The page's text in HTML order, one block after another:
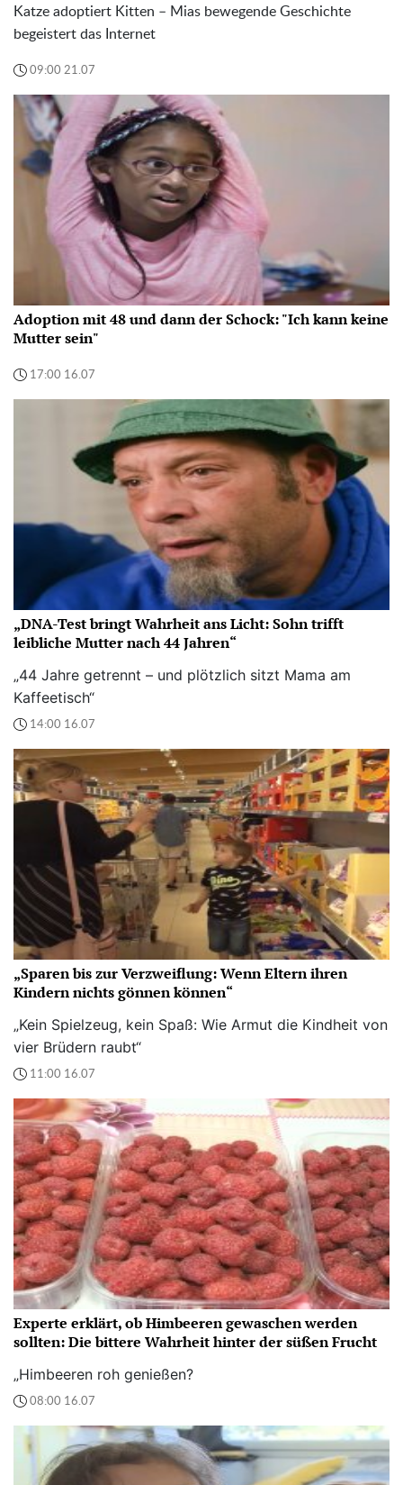
Katze adoptiert Kitten – Mias bewegende Geschichte
begeistert das Internet
09:00 21.07
Adoption mit 48 und dann der Schock: "Ich kann keine
Mutter sein"
17:00 16.07
„DNA-Test bringt Wahrheit ans Licht: Sohn trifft
leibliche Mutter nach 44 Jahren“
„44 Jahre getrennt – und plötzlich sitzt Mama am
Kaffeetisch“
14:00 16.07
„Sparen bis zur Verzweiflung: Wenn Eltern ihren
Kindern nichts gönnen können“
„Kein Spielzeug, kein Spaß: Wie Armut die Kindheit von
vier Brüdern raubt“
11:00 16.07
Experte erklärt, ob Himbeeren gewaschen werden
sollten: Die bittere Wahrheit hinter der süßen Frucht
„Himbeeren roh genießen?
08:00 16.07